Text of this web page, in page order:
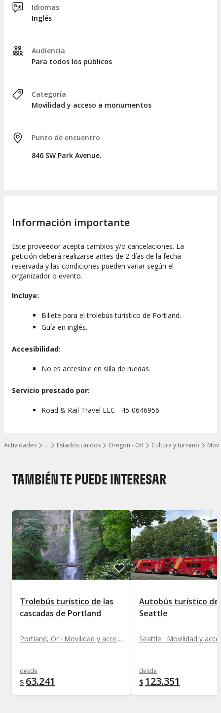
…
Mostrar todos los niveles
Actividades Estados Unidos Oregon - OR Cultura y turismo
Idiomas
Inglés
Audiencia
Para todos los públicos
Categoría
Movilidad y acceso a monumentos
Punto de encuentro
846 SW Park Avenue.
Información importante
Este proveedor acepta cambios y/o cancelaciones. La
petición deberá realizarse antes de 2 días de la fecha
reservada y las condiciones pueden variar según el
organizador o evento.
Incluye:
Billete para el trolebús turístico de Portland.
Guía en inglés.
Accesibilidad:
No es accesible en silla de ruedas.
Servicio prestado por:
Road & Rail Travel LLC - 45-0646956
TAMBIÉN TE PUEDE INTERESAR
Trolebús turístico de las
cascadas de Portland
Portland, Or · Movilidad y acceso a monumentos
desde
$ 63.241
Autobús turístico de
Seattle
desde
$ 123.351